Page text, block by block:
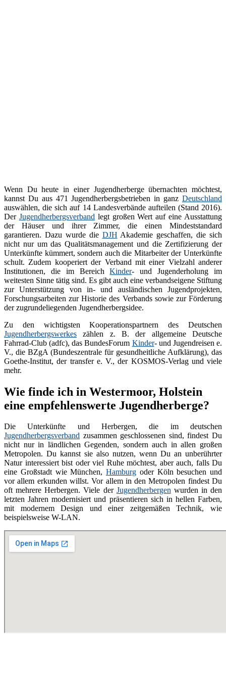
Wenn Du heute in einer Jugendherberge übernachten möchtest,
kannst Du aus 471 Jugendherbergsbetrieben in ganz Deutschland
auswählen, die sich auf 14 Landesverbände aufteilen (Stand 2016).
Der Jugendherbergsverband legt großen Wert auf eine Ausstattung
der Häuser und ihrer Zimmer, die einen Mindeststandard
garantieren. Dazu wurde die DJH Akademie geschaffen, die sich
nicht nur um das Qualitätsmanagement und die Zertifizierung der
Unterkünfte kümmert, sondern auch die Mitarbeiter der Unterkünfte
schult. Zudem kooperiert der Verband mit einer Vielzahl anderer
Institutionen, die im BereichKinder- und Jugenderholung im
weitesten Sinne tätig sind. Es gibt auch eine verbandseigene Stiftung
zur Unterstützung von in- und ausländischen Jugendprojekten,
Forschungsarbeiten zur Historie des Verbands sowie zur Förderung
der zugrundeliegenden Jugendherbergsidee.
Zu den wichtigsten Kooperationspartnern des Deutschen
Jugendherbergswerkes zählen z. B. der allgemeine Deutsche
Fahrrad-Club (adfc), das BundesForum Kinder- und Jugendreisen e.
V., die BZgA (Bundeszentrale für gesundheitliche Aufklärung), das
Goethe-Institut, der transfer e. V., der KOSMOS-Verlag und viele
mehr.
Wie finde ich in Westermoor, Holstein
eine empfehlenswerte Jugendherberge?
Die Unterkünfte und Herbergen, die im deutschen
Jugendherbergsverband zusammen geschlossenen sind, findest Du
nicht nur in ländlichen Gegenden, sondern auch in allen großen
Metropolen. Du kannst sie also nutzen, wenn Du an unberührter
Natur interessiert bist oder viel Ruhe möchtest, aber auch, falls Du
eine Großstadt wie München, Hamburg oder Köln besuchen und
vor allem erkunden willst. Vor allem in den Metropolen findest Du
oft mehrere Herbergen. Viele der Jugendherbergenwurden in den
letzten Jahren modernisiert und präsentieren sich in hellen Farben,
mit modernem Design und einer zeitgemäßen Technik, wie
beispielsweise W-LAN.